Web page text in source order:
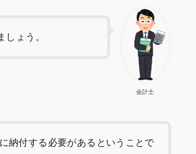
会計士
ょう。
納付する必要があるということで